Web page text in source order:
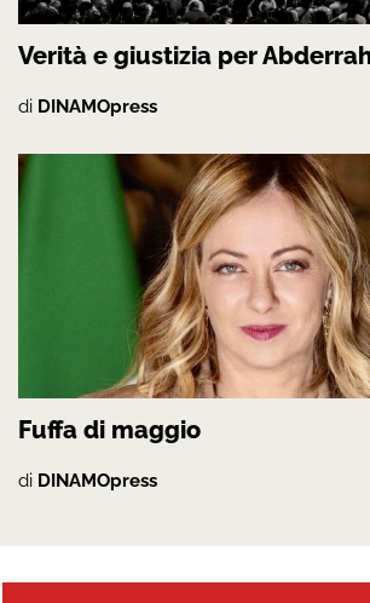
Verità e giustizia per
di DINAMOpress
Fuffa di maggio
di DINAMOpress